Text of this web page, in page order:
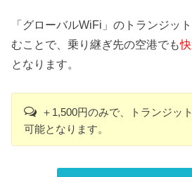
「グローバルWiFi」のトランジッ
むことで、乗り継ぎ先の空港でも
となります。
＋1,500円のみで、トランジッ
可能となります。